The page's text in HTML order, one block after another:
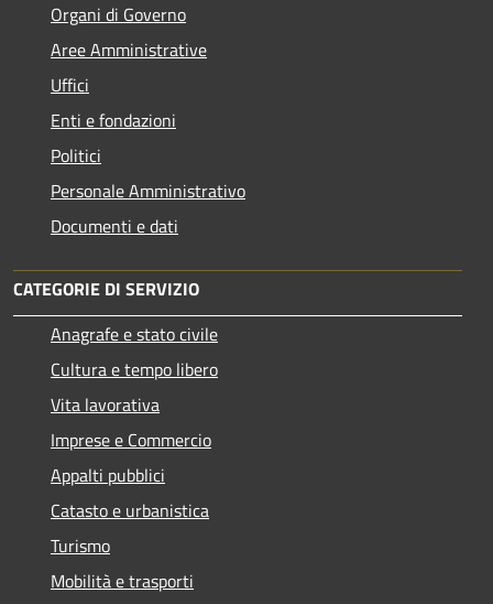
Organi di Governo
Aree Amministrative
Uffici
Enti e fondazioni
Politici
Personale Amministrativo
Documenti e dati
CATEGORIE DI SERVIZIO
Anagrafe e stato civile
Cultura e tempo libero
Vita lavorativa
Imprese e Commercio
Appalti pubblici
Catasto e urbanistica
Turismo
Mobilità e trasporti